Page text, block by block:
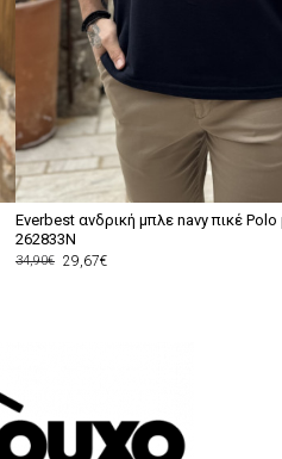
Everbest ανδρική μπλε navy πικέ
262833N
29,67€
34,90€